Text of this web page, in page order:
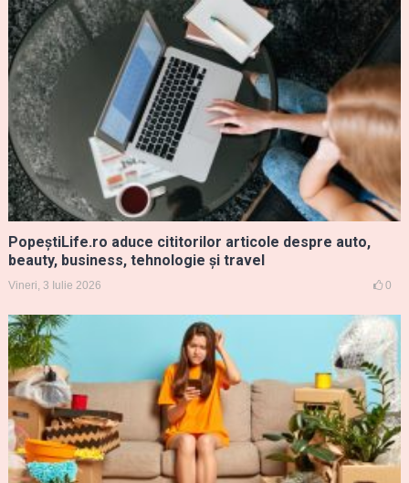
PopeștiLife.ro aduce cititorilor articole despre auto,
beauty, business, tehnologie și travel
Vineri, 3 Iulie 2026 0